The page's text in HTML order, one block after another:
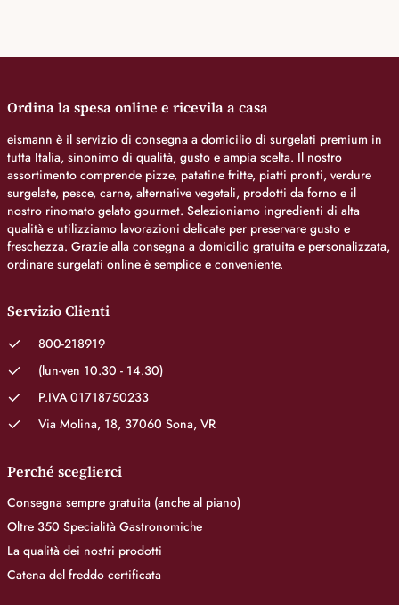
Ordina la spesa online e ricevila a casa
eismann è il servizio di consegna a domicilio di surgelati premium in
tutta Italia, sinonimo di qualità, gusto e ampia scelta. Il nostro
assortimento comprende pizze, patatine fritte, piatti pronti, verdure
surgelate, pesce, carne, alternative vegetali, prodotti da forno e il
nostro rinomato gelato gourmet. Selezioniamo ingredienti di alta
qualità e utilizziamo lavorazioni delicate per preservare gusto e
freschezza. Grazie alla consegna a domicilio gratuita e personalizzata,
ordinare surgelati online è semplice e conveniente.
Servizio Clienti
800-218919
(lun-ven 10.30 - 14.30)
P.IVA 01718750233
Via Molina, 18, 37060 Sona, VR
Perché sceglierci
Consegna sempre gratuita (anche al piano)
Oltre 350 Specialità Gastronomiche
La qualità dei nostri prodotti
Catena del freddo certificata